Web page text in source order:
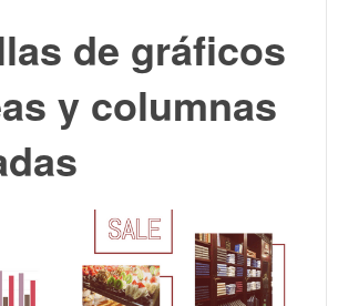
de gráficos
y columnas